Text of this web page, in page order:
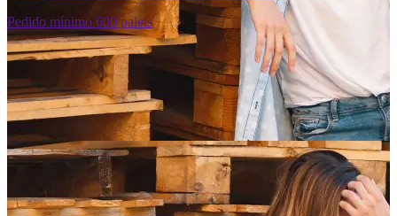
Pedido mínimo 600 palets